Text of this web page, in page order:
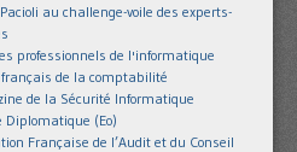
au challenge-voile des experts-
professionnels de l'informatique
français de la comptabilité
de la Sécurité Informatique
Diplomatique (Eo)
Française de l’Audit et du Conseil